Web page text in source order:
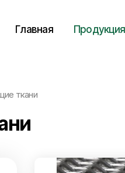
Главная Продукция
ткани